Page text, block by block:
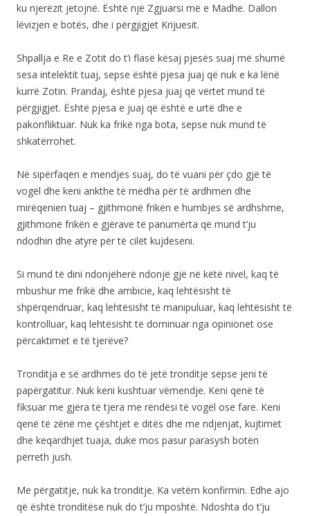
ku njerëzit jetojnë. Është një Zgjuarsi më e Madhe. Dallon
lëvizjen e botës, dhe i përgjigjet Krijuesit.
Shpallja e Re e Zotit do t’i flasë kësaj pjesës suaj më shumë
sesa intelektit tuaj, sepse është pjesa juaj që nuk e ka lënë
kurrë Zotin. Prandaj, është pjesa juaj që vërtet mund të
përgjigjet. Është pjesa e juaj që është e urtë dhe e
pakonfliktuar. Nuk ka frikë nga bota, sepse nuk mund të
shkatërrohet.
Në sipërfaqen e mendjes suaj, do të vuani për çdo gjë të
vogël dhe keni ankthe të mëdha për të ardhmen dhe
mirëqenien tuaj – gjithmonë frikën e humbjes së ardhshme,
gjithmonë frikën e gjërave të panumërta që mund t’ju
ndodhin dhe atyre për të cilët kujdeseni.
Si mund të dini ndonjëherë ndonjë gjë në këtë nivel, kaq të
mbushur me frikë dhe ambicie, kaq lehtësisht të
shpërqendruar, kaq lehtësisht të manipuluar, kaq lehtësisht të
kontrolluar, kaq lehtësisht të dominuar nga opinionet ose
përcaktimet e të tjerëve?
Tronditja e së ardhmes do të jetë tronditje sepse jeni të
papërgatitur. Nuk keni kushtuar vëmendje. Keni qenë të
fiksuar me gjëra të tjera me rëndësi të vogël ose fare. Keni
qenë të zënë me çështjet e ditës dhe me ndjenjat, kujtimet
dhe keqardhjet tuaja, duke mos pasur parasysh botën
përreth jush.
Me përgatitje, nuk ka tronditje. Ka vetëm konfirmin. Edhe ajo
që është tronditëse nuk do t’ju mposhtë. Ndoshta do t’ju